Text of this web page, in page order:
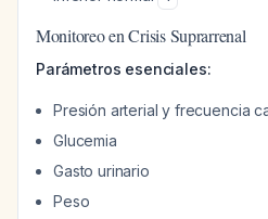
Monitoreo en Crisis Suprarrenal
Parámetros esenciales:
Presión arterial y frecuencia
Glucemia
Gasto urinario
Peso